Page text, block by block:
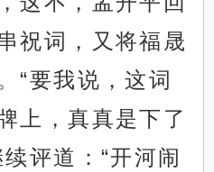
祝词，又将福晟
“要我说，这词
上，真真是下了
评道：“开河闹